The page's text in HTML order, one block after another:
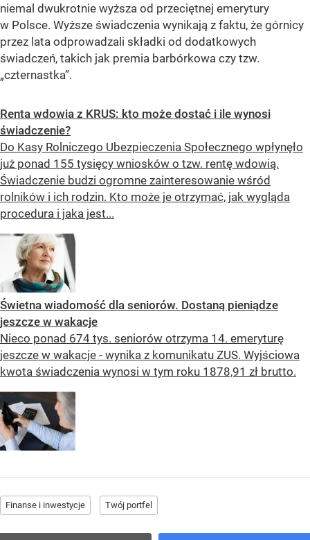
niemal dwukrotnie wyższa od przeciętnej emerytury
w Polsce. Wyższe świadczenia wynikają z faktu, że górnicy
przez lata odprowadzali składki od dodatkowych
świadczeń, takich jak premia barbórkowa czy tzw.
„czternastka”.
Renta wdowia z KRUS: kto może dostać i ile wynosi
świadczenie?
Do Kasy Rolniczego Ubezpieczenia Społecznego wpłynęło
już ponad 155 tysięcy wniosków o tzw. rentę wdowią.
Świadczenie budzi ogromne zainteresowanie wśród
rolników i ich rodzin. Kto może je otrzymać, jak wygląda
procedura i jaka jest...
Świetna wiadomość dla seniorów. Dostaną pieniądze
jeszcze w wakacje
Nieco ponad 674 tys. seniorów otrzyma 14. emeryturę
jeszcze w wakacje - wynika z komunikatu ZUS. Wyjściowa
kwota świadczenia wynosi w tym roku 1878,91 zł brutto.
Finanse i inwestycje Twój portfel